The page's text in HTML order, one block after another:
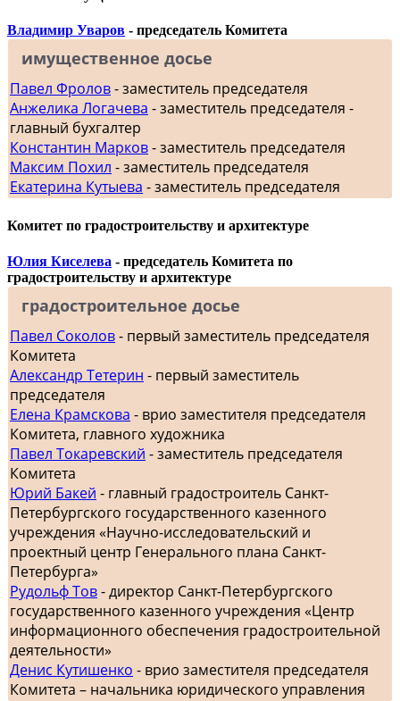
Владимир Уваров - председатель Комитета
имущественное досье
Павел Фролов- заместитель председателя
Анжелика Логачева - заместитель председателя -
главный бухгалтер
Константин Марков- заместитель председателя
Максим Похил - заместитель председателя
Екатерина Кутыева - заместитель председателя
Комитет по градостроительству и архитектуре
Юлия Киселева - председатель Комитета по
градостроительству и архитектуре
градостроительное досье
Павел Соколов- первый заместитель председателя
Комитета
Александр Тетерин - первый заместитель
председателя
Елена Крамскова - врио заместителя председателя
Комитета, главного художника
Павел Токаревский - заместитель председателя
Комитета
Юрий Бакей - главный градостроитель Санкт-
Петербургского государственного казенного
учреждения «Научно-исследовательский и
проектный центр Генерального плана Санкт-
Петербурга»
Рудольф Тов- директор Санкт-Петербургского
государственного казенного учреждения «Центр
информационного обеспечения градостроительной
деятельности»
Денис Кутишенко - врио заместителя председателя
Комитета – начальника юридического управления